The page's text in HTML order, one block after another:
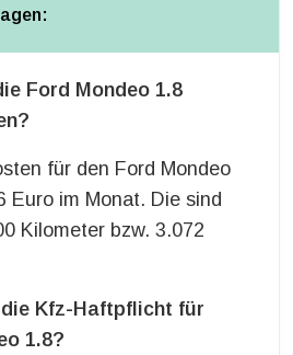
Ford Mondeo 1.8
für den Ford Mondeo
Euro im Monat. Die sind
Kilometer bzw. 3.072
Kfz-Haftpflicht für
1.8?